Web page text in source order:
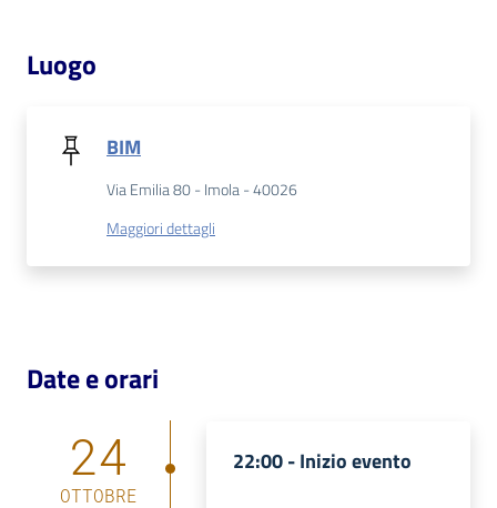
Chiedi al
Luogo
BIM
Via Emilia 80 - Imola - 40026
Maggiori dettagli
Date e orari
24
OTTOBRE
22:00 -Inizio evento